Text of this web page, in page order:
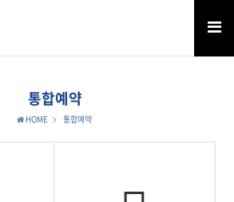
통합예약
HOME 통합예약